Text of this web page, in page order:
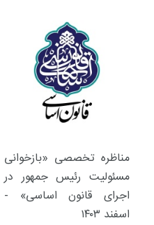
مناظره تخصصی «بازخوانی
مسئولیت رئیس جمهور در
اجرای قانون اساسی» -
اسفند ۱۴۰۳